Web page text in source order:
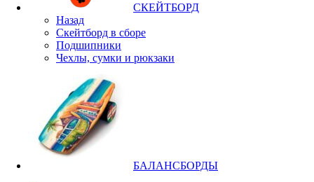
СКЕЙТБОРД
Назад
Скейтборд в сборе
Подшипники
Чехлы, сумки и рюкзаки
БАЛАНСБОРДЫ